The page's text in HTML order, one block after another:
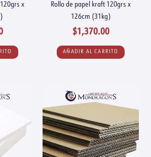
x
Rollo de papel kraft 120grs x
126cm (31kg)
$1,370.00
AÑADIR AL CARRITO